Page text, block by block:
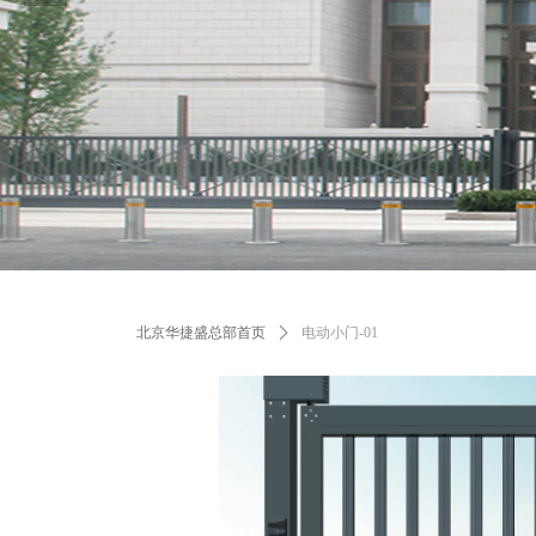
北京华捷盛总部首页 ꄲ 电动小门-01